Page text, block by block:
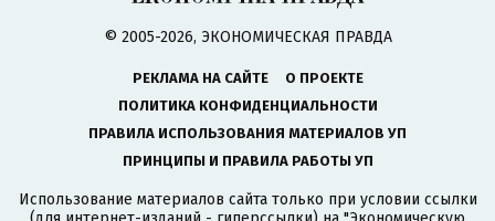
© 2005-2026, ЭКОНОМИЧЕСКАЯ ПРАВДА
РЕКЛАМА НА САЙТЕ
О ПРОЕКТЕ
ПОЛИТИКА КОНФИДЕНЦИАЛЬНОСТИ
ПРАВИЛА ИСПОЛЬЗОВАНИЯ МАТЕРИАЛОВ УП
ПРИНЦИПЫ И ПРАВИЛА РАБОТЫ УП
Использование материалов сайта только при условии ссылки